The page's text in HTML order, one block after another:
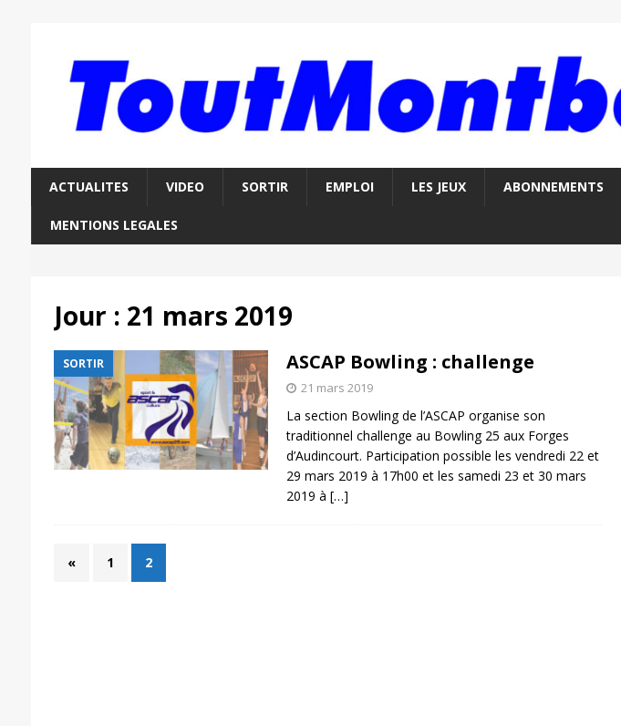
ACTUALITES VIDEO SORTIR EMPLOI LES JEUX ABONNEMENTS
MENTIONS LEGALES
Jour : 21 mars 2019
SORTIR ASCAP Bowling : challenge
21 mars 2019
La section Bowling de l’ASCAP organise son
traditionnel challenge au Bowling 25 aux Forges
d’Audincourt. Participation possible les vendredi 22 et
29 mars 2019 à 17h00 et les samedi 23 et 30 mars
2019 à […]
« 1 2